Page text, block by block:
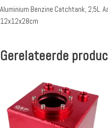
Aluminium Benzine Catchtank, 2,5L.
12x12x28cm
Gerelateerde